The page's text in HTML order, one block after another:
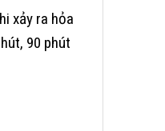
xảy ra hỏa
90 phút